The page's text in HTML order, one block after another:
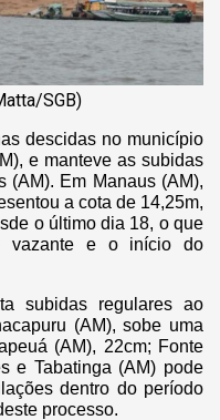
SGB)
descidas no município
e manteve as subidas
(AM). Em Manaus (AM),
a cota de 14,25m,
o último dia 18, o que
vazante e o início do
subidas regulares ao
(AM), sobe uma
(AM), 22cm; Fonte
e Tabatinga (AM) pode
dentro do período
processo.